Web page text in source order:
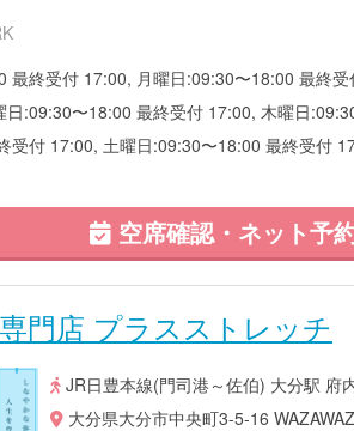
最終受付 17:00, 月曜日:09:30〜18:00 最終
:09:30〜18:00 最終受付 17:00, 木曜日
受付 17:00, 土曜日:09:30〜18:00 最終受付
空席確認・ネット予
門店 プラスストレッチ
JR日豊本線(門司港～佐伯) 大分駅 府
大分県大分市中央町3-5-16